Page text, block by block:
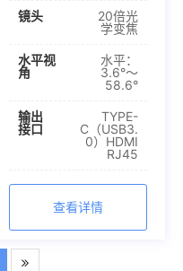
镜头
20倍光
学变焦
水平视
角
水平：
3.6°～
58.6°
输出
接口
TYPE-
C（USB3.
0）HDMI
RJ45
查看详情